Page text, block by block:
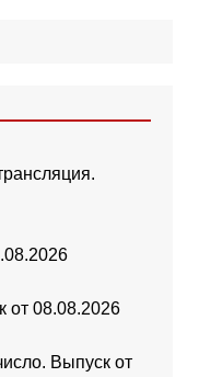
от 08.08.2026
Выпуск от